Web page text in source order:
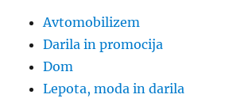
Avtomobilizem
Darila in promocija
Dom
Lepota, moda in darila